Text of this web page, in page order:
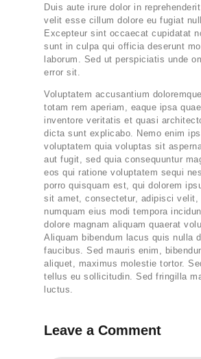
Duis aute irure dolor in
velit esse cillum dolore eu fugiat
Excepteur sint occaecat cupidatat
sunt in culpa qui officia deserunt
laborum. Sed ut perspiciatis unde
error sit.
Voluptatem accusantium
totam rem aperiam, eaque ipsa
inventore veritatis et quasi
dicta sunt explicabo. Nemo enim
voluptatem quia voluptas sit
aut fugit, sed quia consequuntur
eos qui ratione voluptatem sequi
porro quisquam est, qui dolorem
sit amet, consectetur, adipisci velit,
numquam eius modi tempora
dolore magnam aliquam quaerat
Aliquam bibendum lacus quis nulla
faucibus. Sed mauris enim,
aliquet, maximus molestie tortor.
tellus eu sollicitudin. Sed fringilla
luctus.
Leave a Comment